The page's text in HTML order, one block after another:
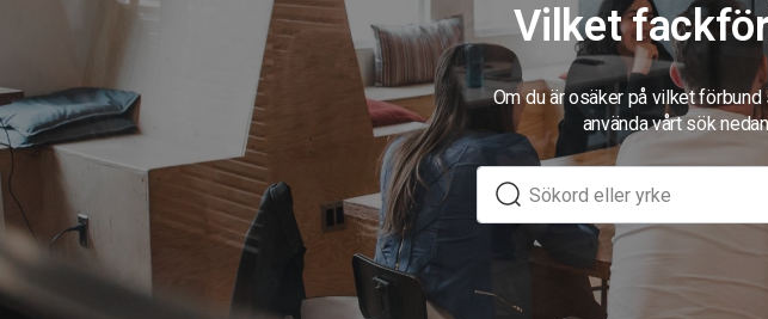
Vilket
Om du är osäker på vilket
använda vårt sök